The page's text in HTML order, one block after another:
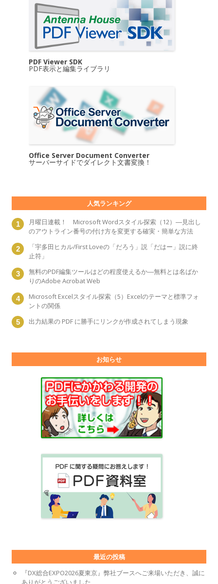
PDF Viewer SDK
PDF表示と編集ライブラリ
Office Server Document Converter
サーバーサイドでダイレクト文書変換！
人気ランキング
月曜日連載！ Microsoft Wordスタイル探索（12）―見出し
のアウトライン番号の付け方を変更する確実・簡単な方法
「宇多田ヒカル/First Loveの「だろう」説「だはー」説に終
止符」
無料のPDF編集ツールはどの程度使えるか―無料とは名ばか
りのAdobe Acrobat Web
Microsoft Excelスタイル探索（5）Excelのテーマと標準フォ
ントの関係
出力結果の PDF に勝手にリンクが作成されてしまう現象
お知らせ
最近の投稿
『DX総合EXPO2026夏東京』弊社ブースへご来場いただき、誠に
ありがとうございました